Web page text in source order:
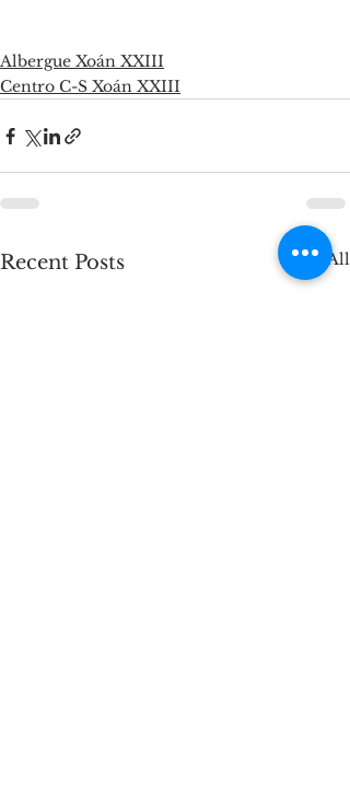
Albergue Xoán XXIII
Centro C-S Xoán XXIII
Recent Posts See All